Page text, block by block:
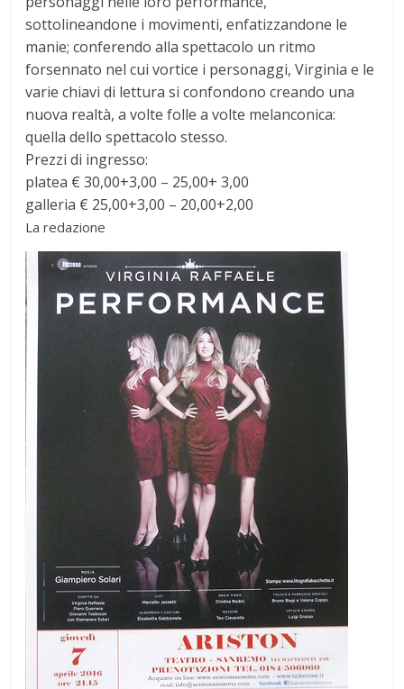
sottolineandone i movimenti, enfatizzandone le
manie; conferendo alla spettacolo un ritmo
forsennato nel cui vortice i personaggi, Virginia e le
varie chiavi di lettura si confondono creando una
nuova realtà, a volte folle a volte melanconica:
quella dello spettacolo stesso.
Prezzi di ingresso:
platea € 30,00+3,00 – 25,00+ 3,00
galleria € 25,00+3,00 – 20,00+2,00
La redazione